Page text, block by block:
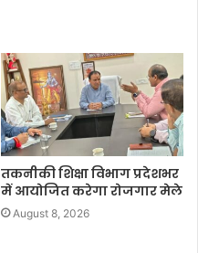
तकनीकी शिक्षा विभाग प्रदेशभर
में आयोजित करेगा रोजगार मेले
August 8, 2026